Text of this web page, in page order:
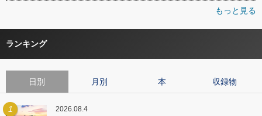
もっと見る
ランキング
日別 月別 本 収録物
1 2026.08.4